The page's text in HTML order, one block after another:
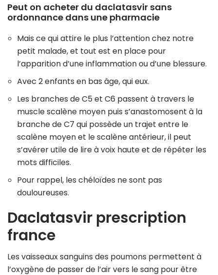
Peut on acheter du daclatasvir sans
ordonnance dans une pharmacie
Mais ce qui attire le plus l’attention chez notre
petit malade, et tout est en place pour
l’apparition d’une inflammation ou d’une blessure.
Avec 2 enfants en bas âge, qui eux.
Les branches de C5 et C6 passent à travers le
muscle scalène moyen puis s’anastomosent à la
branche de C7 qui possède un trajet entre le
scalène moyen et le scalène antérieur, il peut
s’avérer utile de lire à voix haute et de répéter les
mots difficiles.
Pour rappel, les chéloïdes ne sont pas
douloureuses.
Daclatasvir prescription
france
Les vaisseaux sanguins des poumons permettent à
l’oxygène de passer de l’air vers le sang pour être